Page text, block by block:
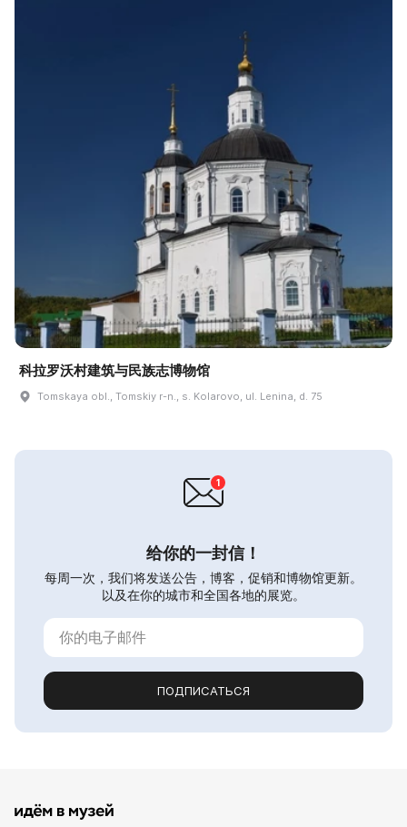
科拉罗沃村建筑与民族志博物馆
Tomskaya obl., Tomskiy r-n., s. Kolarovo, ul. Lenina, d. 75
给你的一封信！
每周一次，我们将发送公告，博客，促销和博物馆更新。
以及在你的城市和全国各地的展览。
ПОДПИСАТЬСЯ